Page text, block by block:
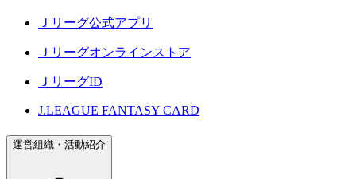
Ｊリーグ公式アプリ
Ｊリーグオンラインストア
ＪリーグID
J.LEAGUE FANTASY CARD
運営組織・活動紹介